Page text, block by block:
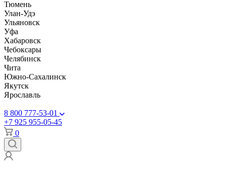
Тюмень
Улан-Удэ
Ульяновск
Уфа
Хабаровск
Чебоксары
Челябинск
Чита
Южно-Сахалинск
Якутск
Ярославль
8 800 777-53-01
+7 925 955-05-45
0